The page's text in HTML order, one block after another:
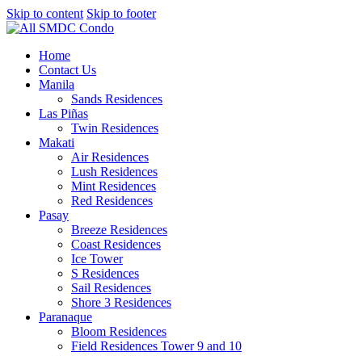
Skip to content Skip to footer
Home
Contact Us
Manila
Sands Residences
Las Piñas
Twin Residences
Makati
Air Residences
Lush Residences
Mint Residences
Red Residences
Pasay
Breeze Residences
Coast Residences
Ice Tower
S Residences
Sail Residences
Shore 3 Residences
Paranaque
Bloom Residences
Field Residences Tower 9 and 10